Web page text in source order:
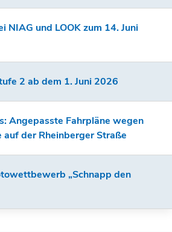
NIAG und LOOK zum 14. Juni
2 ab dem 1. Juni 2026
Angepasste Fahrpläne wegen
der Rheinberger Straße
„Schnapp den